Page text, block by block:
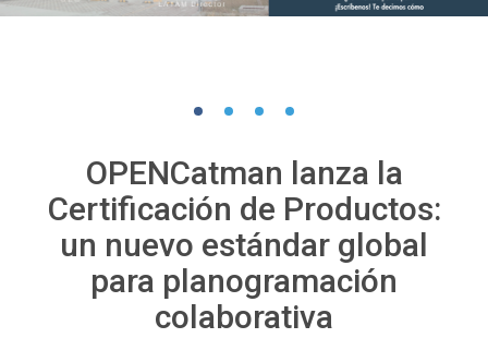
OPENCatman lanza la
Certificación de Productos:
un nuevo estándar global
para planogramación
colaborativa